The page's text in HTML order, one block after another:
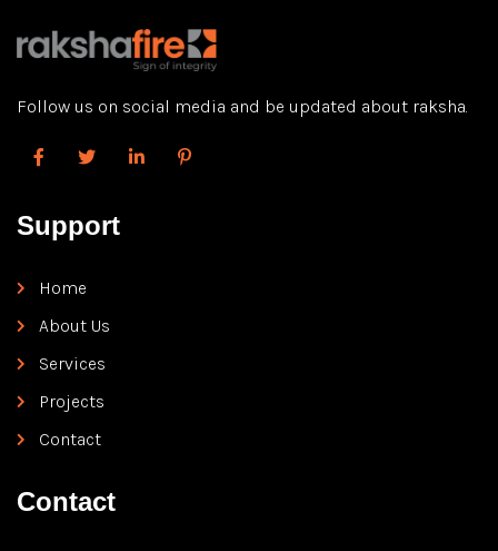
Follow us on social media and be updated about raksha.
Support
Home
About Us
Services
Projects
Contact
Contact